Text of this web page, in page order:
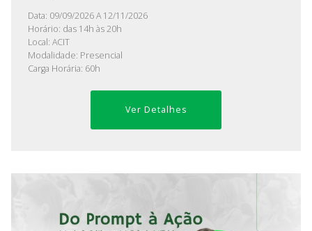
Data: 09/09/2026 A 12/11/2026
Horário: das 14h às 20h
Local: ACIT
Modalidade: Presencial
Carga Horária: 60h
Ver Detalhes